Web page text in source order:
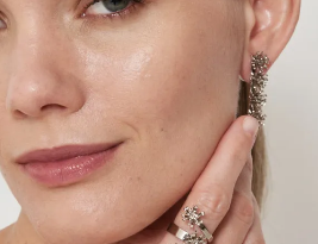
regata
macacao
calça jeans
10 tule